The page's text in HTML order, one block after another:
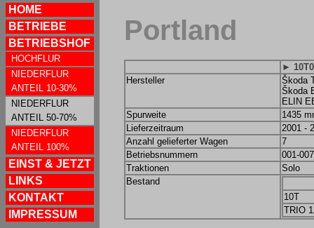
HOME
BETRIEBE
BETRIEBSHOF
HOCHFLUR
NIEDERFLUR
ANTEIL 10-30%
NIEDERFLUR
ANTEIL 50-70%
NIEDERFLUR
ANTEIL 100%
EINST & JETZT
LINKS
KONTAKT
IMPRESSUM
Portland
►
Hersteller
Škoda
Škoda
ELIN
Spurweite
1435
Lieferzeitraum
2001 -
Anzahl gelieferter Wagen
7
Betriebsnummern
001-007
Traktionen
Solo
Bestand
10T
TRIO